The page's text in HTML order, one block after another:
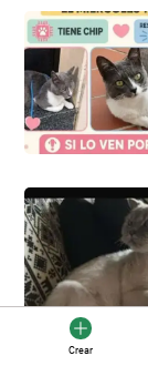
Crear